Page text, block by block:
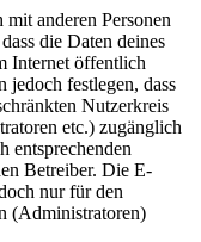
anderen Personen
die Daten deines
Internet öffentlich
jedoch festlegen, dass
Nutzerkreis
etc.) zugänglich
entsprechenden
Betreiber. Die E-
nur für den
(Administratoren)